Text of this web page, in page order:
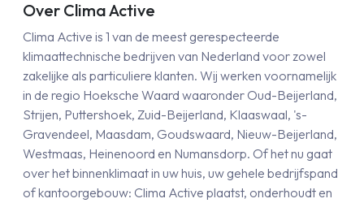
Over Clima Active
Clima Active is 1 van de meest gerespecteerde
klimaattechnische bedrijven van Nederland voor zowel
zakelijke als particuliere klanten. Wij werken voornamelijk
in de regio Hoeksche Waard waaronder Oud-Beijerland,
Strijen, Puttershoek, Zuid-Beijerland, Klaaswaal, 's-
Gravendeel, Maasdam, Goudswaard, Nieuw-Beijerland,
Westmaas, Heinenoord en Numansdorp. Of het nu gaat
over het binnenklimaat in uw huis, uw gehele bedrijfspand
of kantoorgebouw: Clima Active plaatst, onderhoudt en